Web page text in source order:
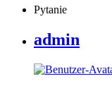
Pytanie
admin